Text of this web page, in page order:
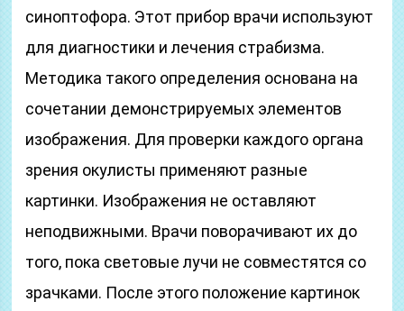
синоптофора. Этот прибор врачи используют
для диагностики и лечения страбизма.
Методика такого определения основана на
сочетании демонстрируемых элементов
изображения. Для проверки каждого органа
зрения окулисты применяют разные
картинки. Изображения не оставляют
неподвижными. Врачи поворачивают их до
того, пока световые лучи не совместятся со
зрачками. После этого положение картинок